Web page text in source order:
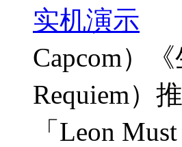
Capcom）
Requiem）
「Leon